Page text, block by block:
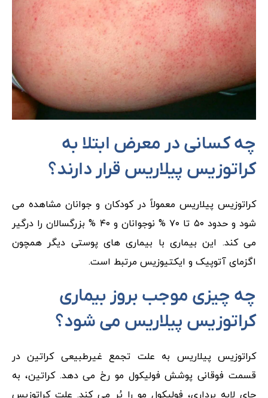
چه کسانی در معرض ابتلا به
کراتوزیس پیلاریس قرار دارند؟
کراتوزیس پیلاریس معمولاً در کودکان و جوانان مشاهده می
شود و حدود ۵۰ تا ۷۰ % نوجوانان و ۴۰ % بزرگسالان را درگیر
می کند. این بیماری با بیماری های پوستی دیگر همچون
اگزمای آتوپیک و ایکتیوزیس مرتبط است.
چه چیزی موجب بروز بیماری
کراتوزیس پیلاریس می شود؟
کراتوزیس پیلاریس به علت تجمع غیرطبیعی کراتین در
قسمت فوقانی پوشش فولیکول مو رخ می دهد. کراتین، به
جای لایه برداری، فولیکول مو را پُر می کند. علت کراتوزیس